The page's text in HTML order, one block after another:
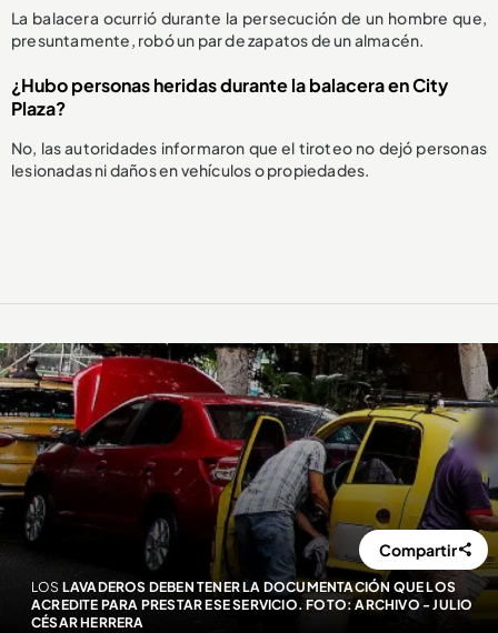
La balacera ocurrió durante la persecución de un hombre que,
presuntamente, robó un par de zapatos de un almacén.
¿Hubo personas heridas durante la balacera en City
Plaza?
No, las autoridades informaron que el tiroteo no dejó personas
lesionadas ni daños en vehículos o propiedades.
LOS LAVADEROS DEBEN TENER LA DOCUMENTACIÓN QUE LOS
ACREDITE PARA PRESTAR ESE SERVICIO. FOTO: ARCHIVO - JULIO
CÉSAR HERRERA
Compartir